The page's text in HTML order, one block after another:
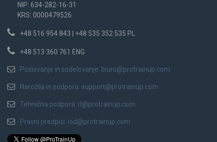
NIP: 634-282-16-31
KRS: 0000479526
+48 516 954 843 | +48 535 352 535 PL
+48 513 360 761 ENG
Poslovanje in sodelovanje: biuro@protrainup.com
Naročila in podpora: support@protrainup.com
Tehnična podpora: it@protrainup.com
Pravni predpisi: iod@protrainup.com